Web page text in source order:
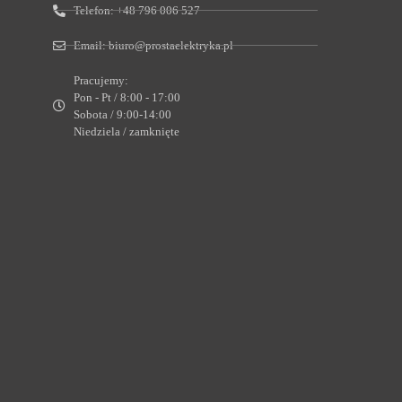
Telefon:+48 796 006 527
Email:biuro@prostaelektryka.pl
Pracujemy:
Pon - Pt / 8:00 - 17:00
Sobota / 9:00-14:00
Niedziela / zamknięte